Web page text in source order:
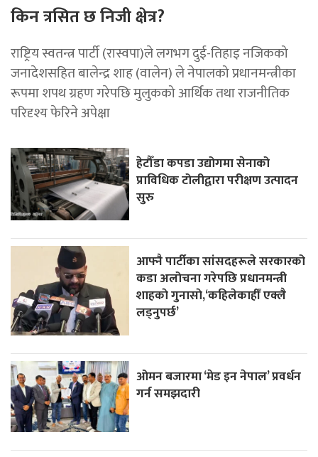
किन त्रसित छ निजी क्षेत्र?
राष्ट्रिय स्वतन्त्र पार्टी (रास्वपा)ले लगभग दुई-तिहाइ नजिकको
जनादेशसहित बालेन्द्र शाह (वालेन) ले नेपालको प्रधानमन्त्रीका
रूपमा शपथ ग्रहण गरेपछि मुलुकको आर्थिक तथा राजनीतिक
परिदृश्य फेरिने अपेक्षा
हेटौँडा कपडा उद्योगमा सेनाको
प्राविधिक टोलीद्वारा परीक्षण उत्पादन
सुरु
आफ्नै पार्टीका सांसदहरूले सरकारको
कडा अलोचना गरेपछि प्रधानमन्त्री
शाहकाे गुनासाे,‘कहिलेकाहीँ एक्लै
लड्नुपर्छ’
ओमन बजारमा ‘मेड इन नेपाल’ प्रवर्धन
गर्न समझदारी